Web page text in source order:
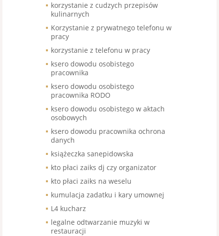
korzystanie z cudzych przepisów
kulinarnych
Korzystanie z prywatnego telefonu w
pracy
korzystanie z telefonu w pracy
ksero dowodu osobistego
pracownika
ksero dowodu osobistego
pracownika RODO
ksero dowodu osobistego w aktach
osobowych
ksero dowodu pracownika ochrona
danych
książeczka sanepidowska
kto płaci zaiks dj czy organizator
kto płaci zaiks na weselu
kumulacja zadatku i kary umownej
L4 kucharz
legalne odtwarzanie muzyki w
restauracji